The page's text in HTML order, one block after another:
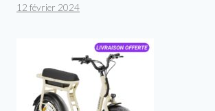
12 février 2024